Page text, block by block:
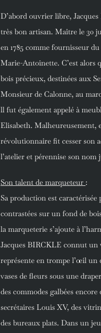
D’abord ouvrier libre,
très bon artisan. Maître le 30
en 1785 comme fournisseur
Marie-Antoinette. C’est alors
bois précieux, destinées aux
Monsieur de Calonne, au
ll fut également appelé à
Elisabeth. Malheureusement,
révolutionnaire fit cesser son
l’atelier et pérennise son nom
Son talent de marqueteur :
Sa production est
contrastées sur un fond de
la marqueterie s’ajoute à
Jacques BIRCKLE connut un
représente en trompe l’œil un
vases de fleurs sous une
des commodes galbées encore
secrétaires Louis XV, des
des bureaux plats. Dans un